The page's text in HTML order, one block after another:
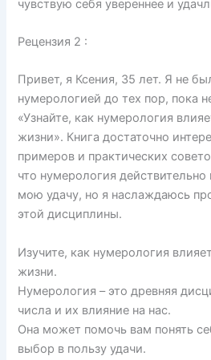
чувствую себя увереннее и
Рецензия 2 :
Привет, я Ксения, 35 лет. Я не
нумерологией до тех пор, пока
«Узнайте, как нумерология
жизни». Книга достаточно
примеров и практических
что нумерология
мою удачу, но я наслаждаюсь
этой дисциплины.
Изучите, как нумерология
жизни.
Нумерология – это древняя
числа и их влияние на нас.
Она может помочь вам понять
выбор в пользу удачи.